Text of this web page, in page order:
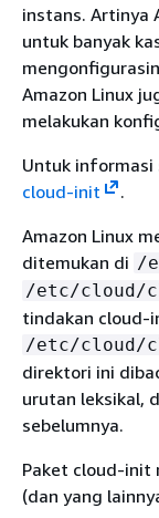
instans. Artinya
untuk banyak
Amazon Linux
melakukan
Untuk informasi
cloud-init
.
Amazon Linux
ditemukan di /
/etc/cloud/
tindakan cloud-
/etc/cloud/
direktori ini
urutan leksikal,
sebelumnya.
Paket cloud-init
(dan yang